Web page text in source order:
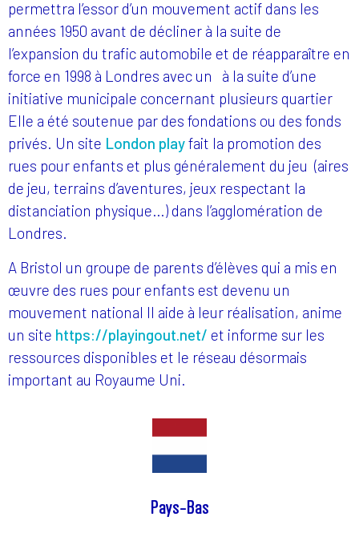
permettra l’essor d’un mouvement actif dans les
années 1950 avant de décliner à la suite de
l’expansion du trafic automobile et de réapparaître en
force en 1998 à Londres avec un à la suite d’une
initiative municipale concernant plusieurs quartier
Elle a été soutenue par des fondations ou des fonds
privés. Un site London playfait la promotion des
rues pour enfants et plus généralement du jeu (aires
de jeu, terrains d’aventures, jeux respectant la
distanciation physique…) dans l’agglomération de
Londres.
A Bristol un groupe de parents d’élèves qui a mis en
œuvre des rues pour enfants est devenu un
mouvement national Il aide à leur réalisation, anime
un site https://playingout.net/ et informe sur les
ressources disponibles et le réseau désormais
important au Royaume Uni.
Pays-Bas